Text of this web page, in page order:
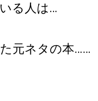
る人は…
元ネタの本……